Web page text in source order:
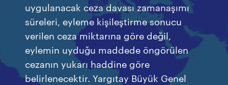
uygulanacak ceza davası zamanaşımı
süreleri, eyleme kişileştirme sonucu
verilen ceza miktarına göre değil,
eylemin uyduğu maddede öngörülen
cezanın yukarı haddine göre
belirlenecektir. Yargıtay Büyük Genel